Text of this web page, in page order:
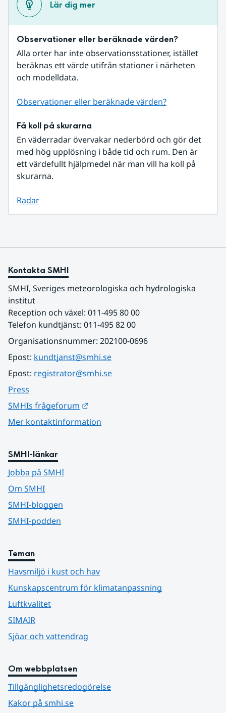
Lär dig mer
Observationer eller beräknade värden?
Alla orter har inte observationsstationer, istället
beräknas ett värde utifrån stationer i närheten
och modelldata.
Observationer eller beräknade värden?
Få koll på skurarna
En väderradar övervakar nederbörd och gör det
med hög upplösning i både tid och rum. Den är
ett värdefullt hjälpmedel när man vill ha koll på
skurarna.
Radar
Kontakta SMHI
SMHI, Sveriges meteorologiska och hydrologiska
institut
Reception och växel: 011-495 80 00
Telefon kundtjänst: 011-495 82 00
Organisationsnummer: 202100-0696
Epost: kundtjanst@smhi.se
Epost: registrator@smhi.se
Press
SMHIs frågeforum
Mer kontaktinformation
SMHI-länkar
Jobba på SMHI
Om SMHI
SMHI-bloggen
SMHI-podden
Teman
Havsmiljö i kust och hav
Kunskapscentrum för klimatanpassning
Luftkvalitet
SIMAIR
Sjöar och vattendrag
Om webbplatsen
Tillgänglighetsredogörelse
Kakor på smhi.se